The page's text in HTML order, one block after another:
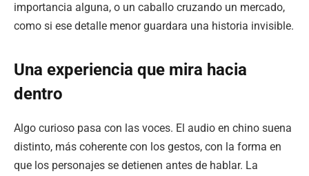
importancia alguna, o un caballo cruzando un mercado,
como si ese detalle menor guardara una historia invisible.
Una experiencia que mira hacia
dentro
Algo curioso pasa con las voces. El audio en chino suena
distinto, más coherente con los gestos, con la forma en
que los personajes se detienen antes de hablar. La